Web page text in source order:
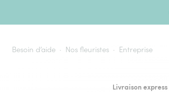
Besoin d’aide Nos fleuristes Entreprise
Livraison express